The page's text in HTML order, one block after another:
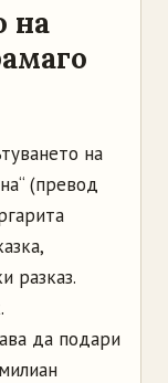
на
на
(превод
разказ.
да подари